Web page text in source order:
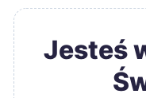
Jesteś